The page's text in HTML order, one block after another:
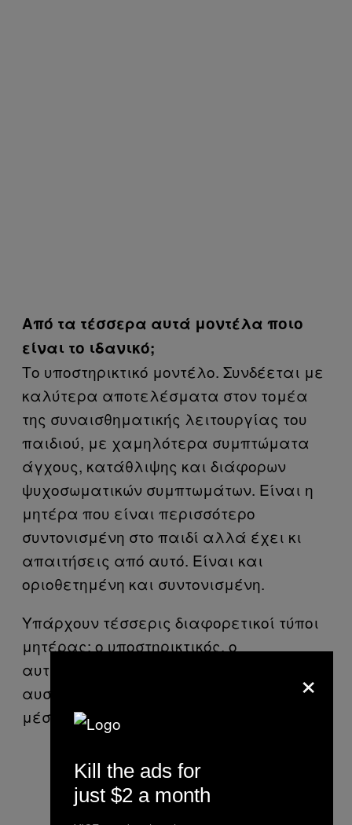
Από τα τέσσερα αυτά μοντέλα ποιο
είναι το ιδανικό;
Το υποστηρικτικό μοντέλο. Συνδέεται με
καλύτερα αποτελέσματα στον τομέα
της συναισθηματικής λειτουργίας του
παιδιού, με χαμηλότερα συμπτώματα
άγχους, κατάθλιψης και διάφορων
ψυχοσωματικών συμπτωμάτων. Είναι η
μητέρα που είναι περισσότερο
συντονισμένη στο παιδί αλλά έχει κι
απαιτήσεις από αυτό. Είναι και
οριοθετημένη και συντονισμένη.
Υπάρχουν τέσσερις διαφορετικοί τύποι
μητέρας: ο υποστηρικτικός, ο
αυταρχικός, ο επιτρεπτικός και ο
αυστηρός. Ο τέταρτος τύπος, προέκυψε
μέσα από τα ελληνικά δεδομένα
×
Kill the ads for
just $2 a month